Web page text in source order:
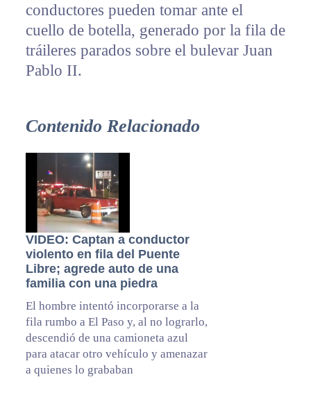
conductores pueden tomar ante el
cuello de botella, generado por la fila de
tráileres parados sobre el bulevar Juan
Pablo II.
Contenido Relacionado
VIDEO: Captan a conductor
violento en fila del Puente
Libre; agrede auto de una
familia con una piedra
El hombre intentó incorporarse a la
fila rumbo a El Paso y, al no lograrlo,
descendió de una camioneta azul
para atacar otro vehículo y amenazar
a quienes lo grababan